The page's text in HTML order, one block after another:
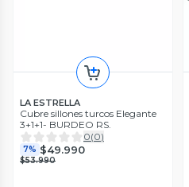
LA ESTRELLA
Cubre sillones turcos Elegante
3+1+1- BURDEO RS.
0(0)
7% $49.990
$53.990